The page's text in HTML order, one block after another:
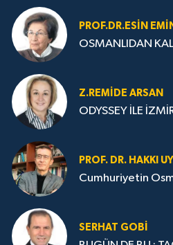
PROF.DR.ESIN
OSMANLIDAN
Z.REMIDE ARSAN
ODYSSEY İLE
PROF. DR. HAKKI
Cumhuriyetin
SERHAT GOBİ